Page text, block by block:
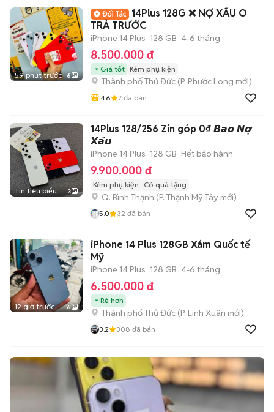
59 phút trước 6
14Plus 128G ❌ NỢ XẤU O
TRẢ TRƯỚC
iPhone 14 Plus 128 GB 4-6 tháng
8.500.000 đ
Giá tốt Kèm phụ kiện
Thành phố Thủ Đức (P. Phước Long mới)
4.6 7 đã bán
Tin tiêu biểu 3
14Plus 128/256 Zin góp 0₫ 𝘽𝙖𝙤 𝙉𝙤̛̣
𝙓𝙖̂́𝙪
iPhone 14 Plus 128 GB Hết bảo hành
9.900.000 đ
Kèm phụ kiện Có quà tặng
Q. Bình Thạnh (P. Thạnh Mỹ Tây mới)
5.0 32 đã bán
12 giờ trước 6
iPhone 14 Plus 128GB Xám Quốc tế
Mỹ
iPhone 14 Plus 128 GB 4-6 tháng
6.500.000 đ
Rẻ hơn
Thành phố Thủ Đức (P. Linh Xuân mới)
3.2 308 đã bán